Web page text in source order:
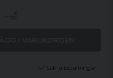
Säkra betalningar